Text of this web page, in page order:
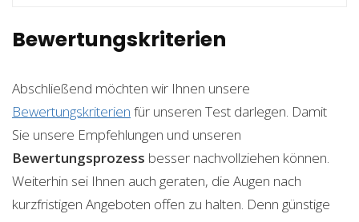
Bewertungskriterien
Abschließend möchten wir Ihnen unsere
Bewertungskriterien für unseren Test darlegen. Damit
Sie unsere Empfehlungen und unseren
Bewertungsprozess besser nachvollziehen können.
Weiterhin sei Ihnen auch geraten, die Augen nach
kurzfristigen Angeboten offen zu halten. Denn günstige